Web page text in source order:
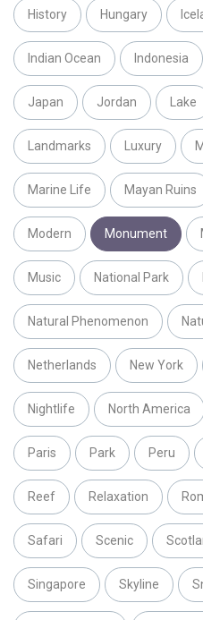
History Hungary
Indian Ocean Indonesia
Japan Jordan Lake
Landmarks Luxury
Marine Life Mayan Ruins
Modern Monument
Music National Park
Natural Phenomenon
Netherlands New York
Nightlife North America
Paris Park Peru
Reef Relaxation
Safari Scenic
Singapore Skyline